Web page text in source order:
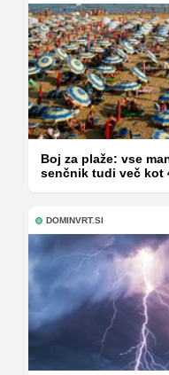
Boj za plaže: vse
senčnik tudi več kot
DOMINVRT.SI